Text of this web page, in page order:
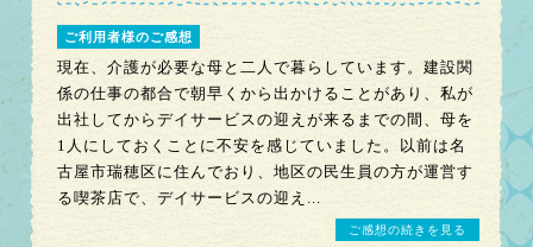
ご利用者様のご感想
現在、介護が必要な母と二人で暮らしています。建設関
係の仕事の都合で朝早くから出かけることがあり、私が
出社してからデイサービスの迎えが来るまでの間、母を
1人にしておくことに不安を感じていました。以前は名
古屋市瑞穂区に住んでおり、地区の民生員の方が運営す
る喫茶店で、デイサービスの迎え...
ご感想の続きを見る